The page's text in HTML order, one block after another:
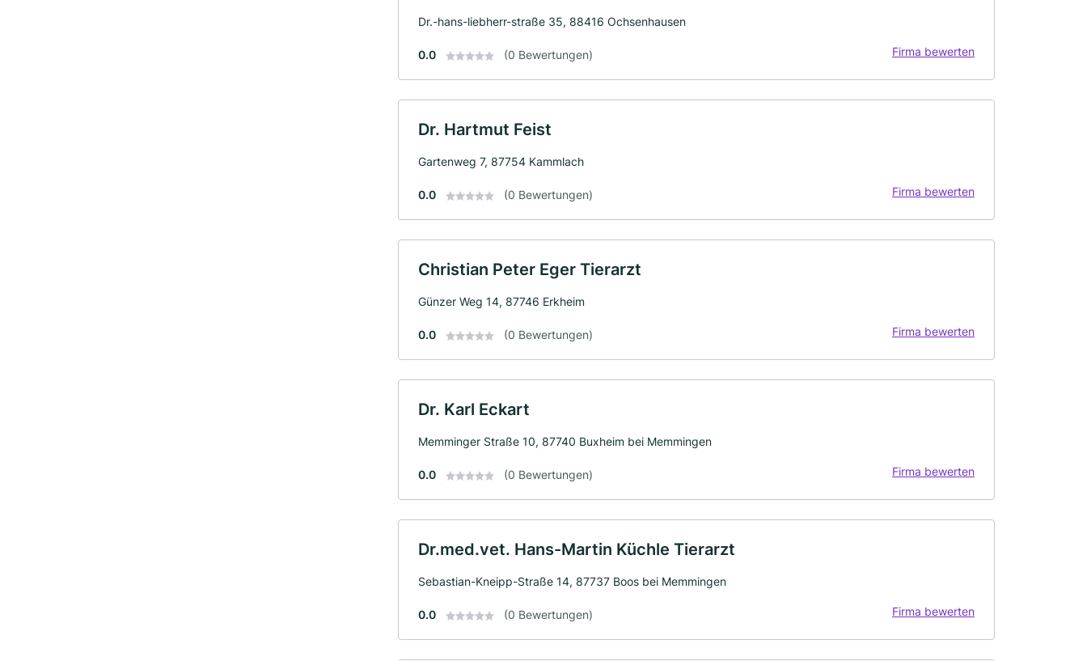
Dr.-hans-liebherr-straße 35, 88416 Ochsenhausen
0.0 (0 Bewertungen) Firma bewerten
Dr. Hartmut Feist
Gartenweg 7, 87754 Kammlach
0.0 (0 Bewertungen) Firma bewerten
Christian Peter Eger Tierarzt
Günzer Weg 14, 87746 Erkheim
0.0 (0 Bewertungen) Firma bewerten
Dr. Karl Eckart
Memminger Straße 10, 87740 Buxheim bei Memmingen
0.0 (0 Bewertungen) Firma bewerten
Dr.med.vet. Hans-Martin Küchle Tierarzt
Sebastian-Kneipp-Straße 14, 87737 Boos bei Memmingen
0.0 (0 Bewertungen) Firma bewerten